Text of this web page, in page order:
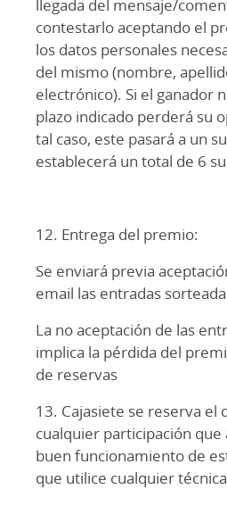
llegada del mensaje/
contestarlo aceptando el
los datos personales
del mismo (nombre,
electrónico). Si el ganador
plazo indicado perderá su
tal caso, este pasará a un
establecerá un total de 6
12. Entrega del premio:
Se enviará previa
email las entradas
La no aceptación de las
implica la pérdida del
de reservas
13. Cajasiete se reserva el
cualquier participación
buen funcionamiento de
que utilice cualquier